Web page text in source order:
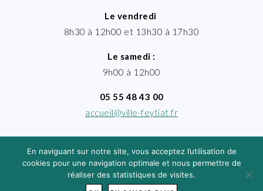
Le vendredi
8h30 à 12h00 et 13h30 à 17h30
Le samedi :
9h00 à 12h00
05 55 48 43 00
accueil@ville-feytiat.fr
En naviguant sur notre site, vous acceptez l’utilisation de
cookies pour une navigation optimale et nous permettre de
réaliser des statistiques de visites.